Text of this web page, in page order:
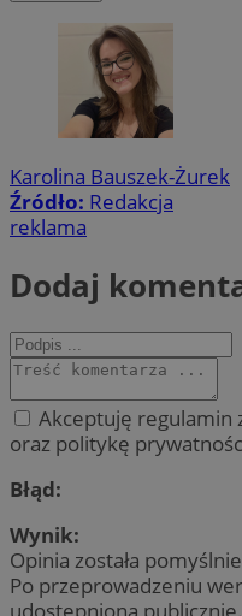
Karolina Bauszek-Żurek
Źródło: Redakcja
reklama
Dodaj
Akceptuję regulamin
oraz politykę
Błąd:
Wynik:
Opinia została
Po przeprowadzeniu